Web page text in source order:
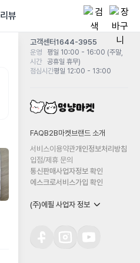
리뷰
고객센터1644-3955
운영
시간
평일 10:00 - 16:00 (주말,
공휴일 휴무)
점심시간평일 12:00 - 13:00
FAQB2B마켓 브랜드 소개
서비스이용약관개인정보처리방침
입점/제휴 문의
통신판매사업자정보 확인
에스크로서비스가입 확인
(주)에필 사업자 정보